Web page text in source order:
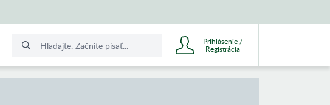
Prihlásenie /
Registrácia